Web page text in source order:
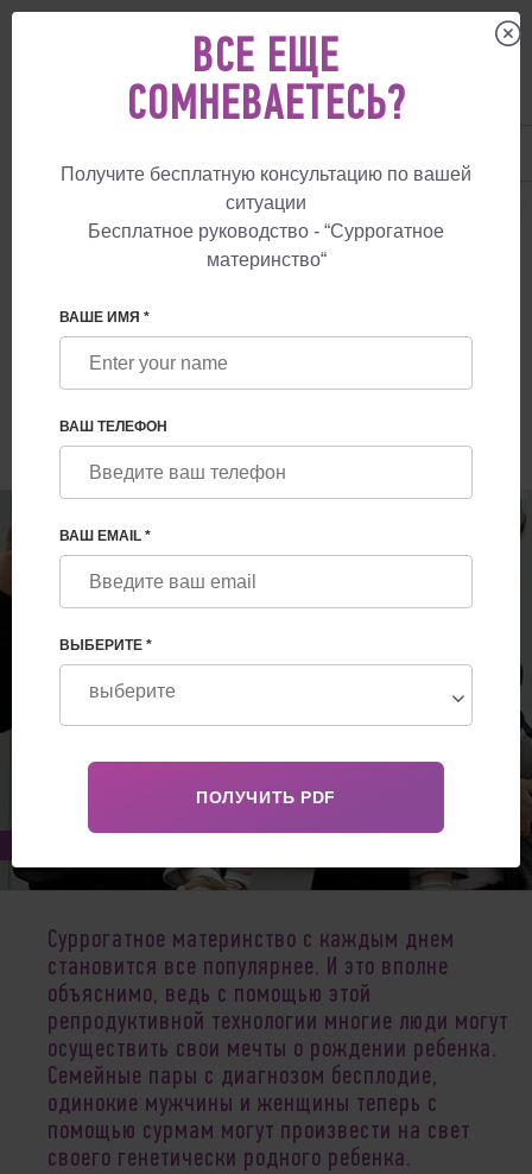
СУРРОГАТНОЕ МАТЕРИНСТВО БЛОГ
ПОЧЕМУ ЭЛТОН ДЖОН НЕ СМОГ
УСЫНОВИТЬ РЕБЕНКА ИЗ УКРАИНЫ И
ВЫБРАЛ СУРРОГАТНОЕ МАТЕРИНСТВО?
Суррогатное материнство с каждым днем
становится все популярнее. И это вполне
объяснимо, ведь с помощью этой
репродуктивной технологии многие люди могут
осуществить свои мечты о рождении ребенка.
Семейные пары с диагнозом бесплодие,
одинокие мужчины и женщины теперь с
помощью сурмам могут произвести на свет
своего генетически родного ребенка.
ВСЕ ЕЩЕ
СОМНЕВАЕТЕСЬ?
Получите бесплатную консультацию по вашей
ситуации
Бесплатное руководство - “Суррогатное
материнство“
ВАШЕ ИМЯ *
ВАШ ТЕЛЕФОН
ВАШ EMAIL *
ВЫБЕРИТЕ *